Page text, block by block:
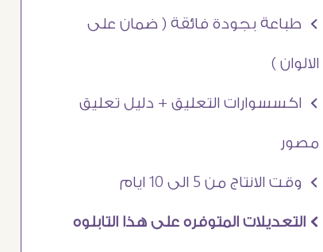
Ö طباعة بجودة فائقة ( ضمان على
الالوان )
Ö اكسسوارات التعليق + دليل تعليق
مصور
Ö وقت الانتاج من 5 الى 10 ايام
Ö التعديلات المتوفره على هذا التابلوه